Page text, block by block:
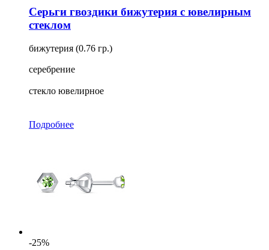
Серьги гвоздики бижутерия с ювелирным
стеклом
бижутерия (0.76 гр.)
серебрение
стекло ювелирное
Подробнее
-25%